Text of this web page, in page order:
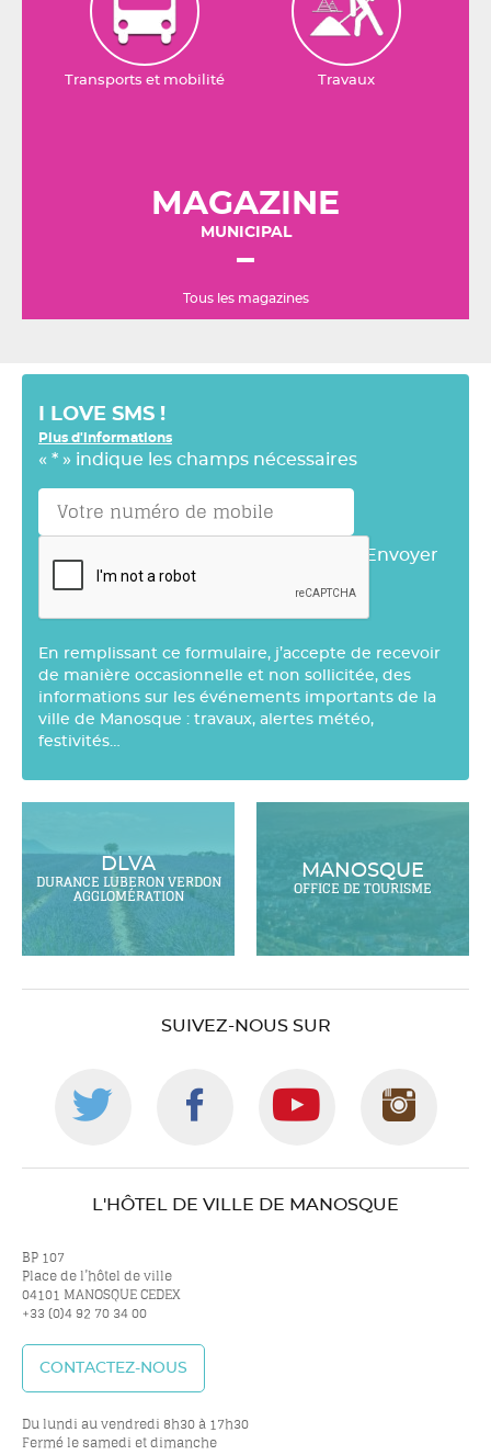
Transports et mobilité Travaux
MAGAZINE
MUNICIPAL
Tous les magazines
I LOVE SMS !
Plus d'informations
« * » indique les champs nécessaires
Envoyer
En remplissant ce formulaire, j’accepte de recevoir
de manière occasionnelle et non sollicitée, des
informations sur les événements importants de la
ville de Manosque : travaux, alertes météo,
festivités…
DLVA
DURANCE LUBERON VERDON
AGGLOMÉRATION
MANOSQUE
OFFICE DE TOURISME
SUIVEZ-NOUS SUR
Suivez-
nous
sur
twitter
Suivez-
nous
facebook
Suivez-
nous
L'HÔTEL DE VILLE DE MANOSQUE
BP 107
Place de l’hôtel de ville
04101 MANOSQUE CEDEX
+33 (0)4 92 70 34 00
CONTACTEZ-NOUS
Du lundi au vendredi 8h30 à 17h30
Fermé le samedi et dimanche